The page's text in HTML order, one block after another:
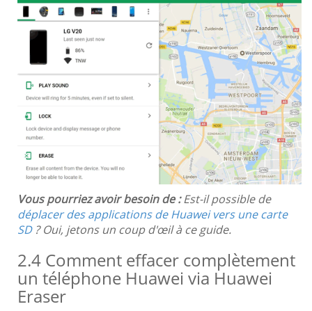
Vous pourriez avoir besoin de : Est-il possible de
déplacer des applications de Huawei vers une carte
SD? Oui, jetons un coup d'œil à ce guide.
2.4 Comment effacer complètement
un téléphone Huawei via Huawei
Eraser